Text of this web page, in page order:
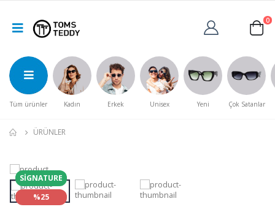
0
Tüm ürünler Kadın Erkek Unisex Yeni Çok Satanlar
ÜRÜNLER
SIGNATURE
%25